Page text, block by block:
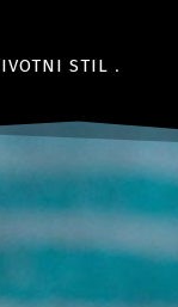
STIL